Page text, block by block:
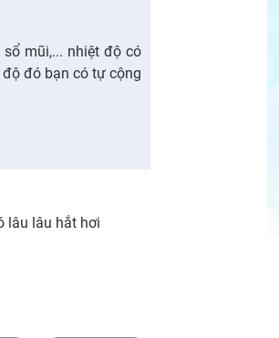
mũi,... nhiệt độ có
đó bạn có tự cộng
lâu lâu hắt hơi